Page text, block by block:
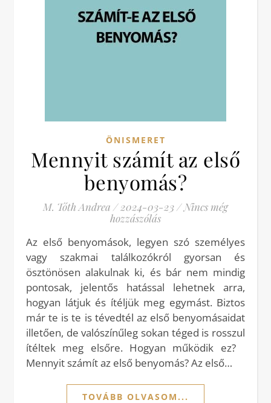
ÖNISMERET
Mennyit számít az első
benyomás?
M. Tóth Andrea / 2024-03-23/ Nincs még
hozzászólás
Az első benyomások, legyen szó személyes
vagy szakmai találkozókról gyorsan és
ösztönösen alakulnak ki, és bár nem mindig
pontosak, jelentős hatással lehetnek arra,
hogyan látjuk és ítéljük meg egymást. Biztos
már te is te is tévedtél az első benyomásaidat
illetően, de valószínűleg sokan téged is rosszul
ítéltek meg elsőre. Hogyan működik ez?
Mennyit számít az első benyomás? Az első…
TOVÁBB OLVASOM...